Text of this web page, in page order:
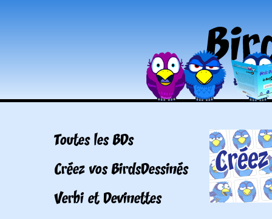
Toutes les BDs
Créez vos BirdsDessinés
Verbi et Devinettes